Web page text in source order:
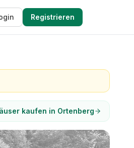
Registrieren
kaufen in Ortenberg